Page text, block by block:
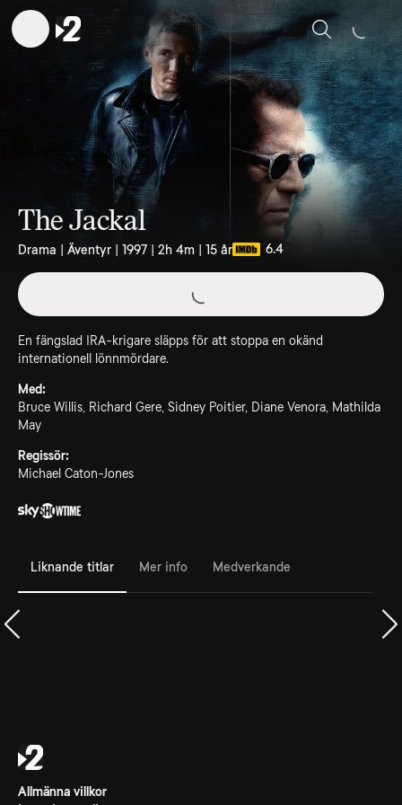
Sök
The Jackal
Drama | Äventyr | 1997 | 2h 4m | 15 år 6.4
En fängslad IRA-krigare släpps för att stoppa en okänd
internationell lönnmördare.
Med:
Bruce Willis, Richard Gere, Sidney Poitier, Diane Venora, Mathilda
May
Regissör:
Michael Caton-Jones
Liknande titlar Mer info Medverkande
Allmänna villkor